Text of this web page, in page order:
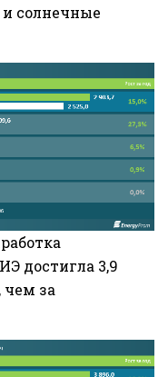
солнечные
достигла 3,9
чем за